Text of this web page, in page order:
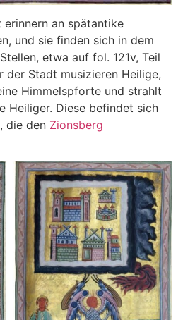
an spätantike
und sie finden sich in dem
etwa auf fol. 121v, Teil
der Stadt musizieren Heilige,
Himmelspforte und strahlt
Heiliger. Diese befindet sich
die den Zionsberg